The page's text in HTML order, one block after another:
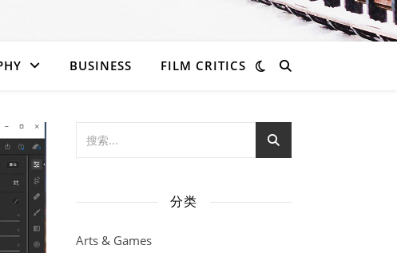
BUSINESS FILM CRITICS
分类
Arts & Games